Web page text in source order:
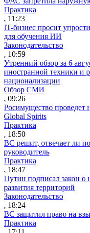
Практика
, 11:23
IT-бизнес просит
для обучения ИИ
Законодательство
, 10:59
Утренний обзор за 6
иностранной техники и
национализации
Обзор СМИ
, 09:26
Росимущество проведет
Global Spirits
Практика
, 18:50
ВС решит, отвечает ли
руководитель
Практика
, 18:47
Путин подписал закон о
развития территорий
Законодательство
, 18:24
ВС защитил право на
Практика